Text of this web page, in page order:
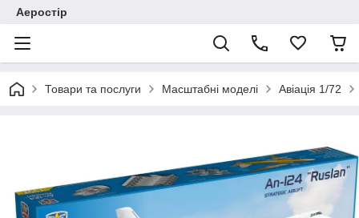
Аеростір
Товари та послуги Масштабні моделі Авіація 1/72